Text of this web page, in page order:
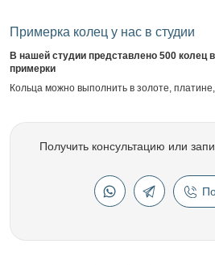
Примерка колец у нас в студии
В нашей студии представлено 500 колец
примерки
Кольца можно выполнить в золоте,
Получить консультацию или